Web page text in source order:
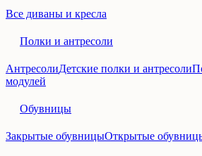
Все диваны и кресла
Полки и антресоли
АнтресолиДетские полки и антресоли
модулей
Обувницы
Закрытые обувницыОткрытые